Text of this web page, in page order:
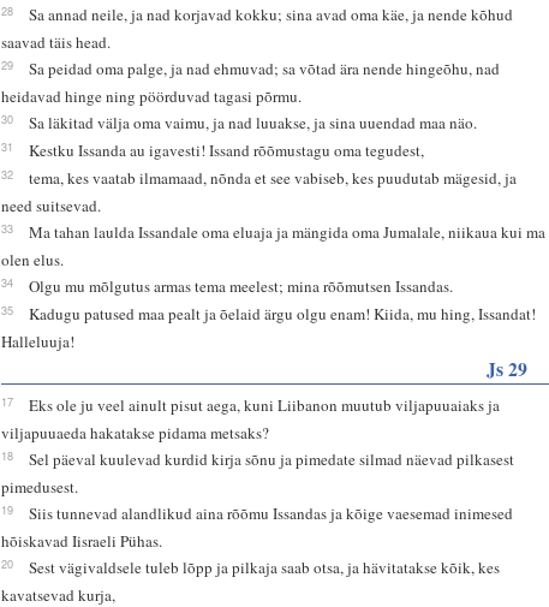
28
Sa annad neile, ja nad korjavad kokku; sina avad oma käe, ja nende kõhud
saavad täis head.
29
Sa peidad oma palge, ja nad ehmuvad; sa võtad ära nende hingeõhu, nad
heidavad hinge ning pöörduvad tagasi põrmu.
30 Sa läkitad välja oma vaimu, ja nad luuakse, ja sina uuendad maa näo.
31 Kestku Issanda au igavesti! Issand rõõmustagu oma tegudest,
32
tema, kes vaatab ilmamaad, nõnda et see vabiseb, kes puudutab mägesid, ja
need suitsevad.
33
Ma tahan laulda Issandale oma eluaja ja mängida oma Jumalale, niikaua kui ma
olen elus.
34 Olgu mu mõlgutus armas tema meelest; mina rõõmutsen Issandas.
35
Kadugu patused maa pealt ja õelaid ärgu olgu enam! Kiida, mu hing, Issandat!
Halleluuja!
Js 29
17
Eks ole ju veel ainult pisut aega, kuni Liibanon muutub viljapuuaiaks ja
viljapuuaeda hakatakse pidama metsaks?
18
Sel päeval kuulevad kurdid kirja sõnu ja pimedate silmad näevad pilkasest
pimedusest.
19
Siis tunnevad alandlikud aina rõõmu Issandas ja kõige vaesemad inimesed
hõiskavad Iisraeli Pühas.
20
Sest vägivaldsele tuleb lõpp ja pilkaja saab otsa, ja hävitatakse kõik, kes
kavatsevad kurja,